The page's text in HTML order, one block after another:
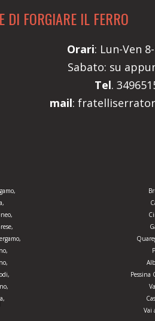
DI FORGIARE IL FERRO
Orari: Lun-Ven
Sabato: su
Tel.
mail:
Pessina
Vai